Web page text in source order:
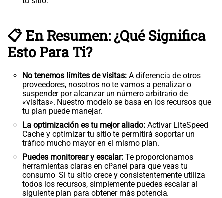
📋 En Resumen: ¿Qué Significa
Esto Para Ti?
No tenemos límites de visitas: A diferencia de otros
proveedores, nosotros no te vamos a penalizar o
suspender por alcanzar un número arbitrario de
«visitas». Nuestro modelo se basa en los recursos que
tu plan puede manejar.
La optimización es tu mejor aliado: Activar LiteSpeed
Cache y optimizar tu sitio te permitirá soportar un
tráfico mucho mayor en el mismo plan.
Puedes monitorear y escalar: Te proporcionamos
herramientas claras en cPanel para que veas tu
consumo. Si tu sitio crece y consistentemente utiliza
todos los recursos, simplemente puedes escalar al
siguiente plan para obtener más potencia.